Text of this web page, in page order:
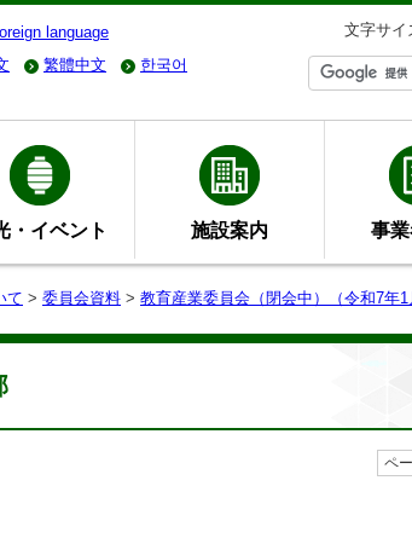
language 文字サイ
繁體中文 한국어
・イベント 施設案内 事
て > 委員会資料 > 教育産業委員会（閉会中）（令和7年1
ペ